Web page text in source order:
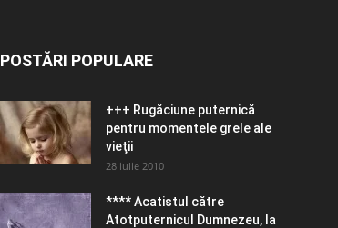
POSTĂRI POPULARE
+++ Rugăciune puternică
pentru momentele grele ale
vieţii
28 iulie 2010
**** Acatistul către
Atotputernicul Dumnezeu, la